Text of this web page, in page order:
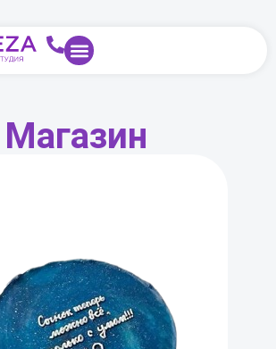
Магазин